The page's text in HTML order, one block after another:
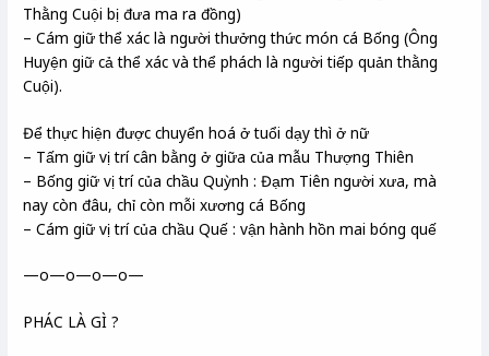
Thằng Cuội bị đưa ma ra đồng)
– Cám giữ thể xác là người thưởng thức món cá Bống (Ông
Huyện giữ cả thể xác và thể phách là người tiếp quản thằng
Cuội).
Để thực hiện được chuyển hoá ở tuổi dạy thì ở nữ
– Tấm giữ vị trí cân bằng ở giữa của mẫu Thượng Thiên
– Bống giữ vị trí của chầu Quỳnh : Đạm Tiên người xưa, mà
nay còn đâu, chỉ còn mỗi xương cá Bống
– Cám giữ vị trí của chầu Quế : vận hành hồn mai bóng quế
—o—o—o—o—
PHÁC LÀ GÌ ?